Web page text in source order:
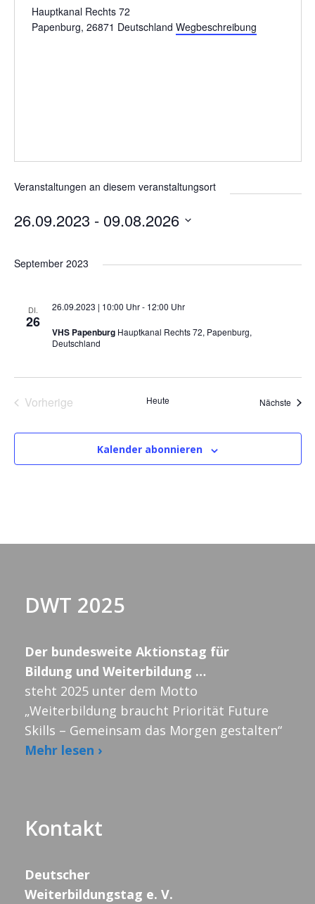
Hauptkanal Rechts 72
Papenburg, 26871 Deutschland Wegbeschreibung
Veranstaltungen an diesem veranstaltungsort
26.09.2023 - 09.08.2026
t
e
September 2023
DI.
26
26.09.2023 | 10:00 Uhr- 12:00 Uhr
VHS Papenburg Hauptkanal Rechts 72, Papenburg,
Deutschland
Vorherige
Heute Nächste
Kalender abonnieren
DWT 2025
Der bundesweite Aktionstag für
Bildung und Weiterbildung …
steht 2025 unter dem Motto
„Weiterbildung braucht Priorität Future
Skills – Gemeinsam das Morgen gestalten“
Mehr lesen ›
Kontakt
Deutscher
Weiterbildungstag e. V.